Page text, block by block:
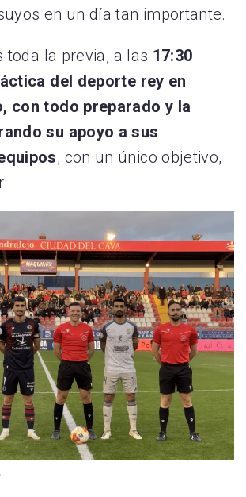
en un día tan importante.
toda la previa, a las 17:30
del deporte rey en
con todo preparado y la
su apoyo a sus
, con un único objetivo,